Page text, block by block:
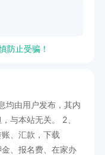
防止受骗！
均由用户发布，其内
与本站无关。 2、
、汇款，下载
、报名费、在家办